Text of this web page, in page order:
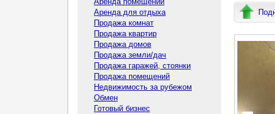
Аренда для отдыха
Продажа комнат
Продажа квартир
Продажа домов
Продажа земли/дач
Продажа гаражей, стоянки
Продажа помещений
Недвижимость за рубежом
Обмен
Готовый бизнес